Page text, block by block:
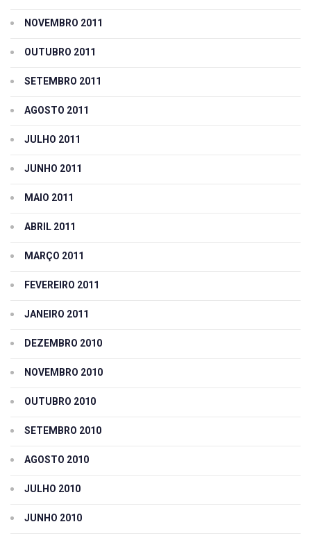
NOVEMBRO 2011
OUTUBRO 2011
SETEMBRO 2011
AGOSTO 2011
JULHO 2011
JUNHO 2011
MAIO 2011
ABRIL 2011
MARÇO 2011
FEVEREIRO 2011
JANEIRO 2011
DEZEMBRO 2010
NOVEMBRO 2010
OUTUBRO 2010
SETEMBRO 2010
AGOSTO 2010
JULHO 2010
JUNHO 2010